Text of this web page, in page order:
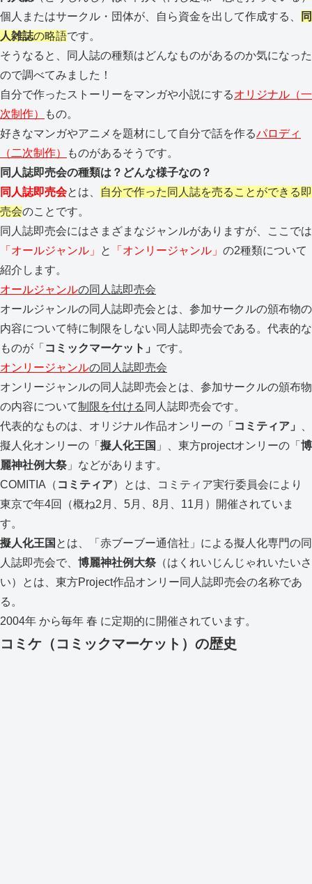
個人またはサークル・団体が、自ら資金を出して作成する、
同
人雑誌の略語です。
そうなると、同人誌の種類はどんなものがあるのか気になった
ので調べてみました！
自分で作ったストーリーをマンガや小説にするオリジナル（一
次制作）
もの。
好きなマンガやアニメを題材にして自分で話を作るパロディ
（二次制作）
ものがあるそうです。
同人誌即売会の種類は？どんな様子なの？
同人誌即売会とは、
自分で作った同人誌を売ることができる即
売会のことです。
同人誌即売会にはさまざまなジャンルがありますが、ここでは
「オールジャンル」
と 「オンリージャンル」 の2種類について
紹介します。
オールジャンルの同人誌即売会
オールジャンルの同人誌即売会とは、参加サークルの頒布物の
内容について特に制限をしない同人誌即売会である。代表的な
ものが「 コミックマーケット」 です。
オンリージャンルの同人誌即売会
オンリージャンルの同人誌即売会とは、参加サークルの頒布物
の内容について制限を付ける 同人誌即売会です。
代表的なものは、オリジナル作品オンリーの「 コミティア」
擬人化オンリーの「 擬人化王国 」、東方projectオンリーの「 博
麗神社例大祭 」などがあります。
COMITIA（ コミティア）とは、コミティア実行委員会により
東京で年4回（概ね2月、5月、8月、11月）開催されていま
す。
擬人化王国 とは、「赤ブーブー通信社」による擬人化専門の同
人誌即売会で、 博麗神社例大祭 （はくれいじんじゃれいたいさ
い）とは、東方Project作品オンリー同人誌即売会の名称であ
る。
2004年 から毎年 春 に定期的に開催されています。
コミケ（コミックマーケット）の歴史